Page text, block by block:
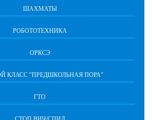
ШАХМАТЫ
РОБОТОТЕХНИКА
ОРКСЭ
КЛАСС "ПРЕДШКОЛЬНАЯ ПОРА"
ГТО